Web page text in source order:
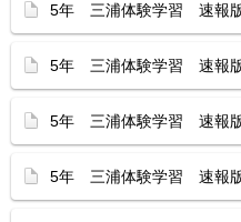
5年 三浦体験学習 速報
5年 三浦体験学習 速報
5年 三浦体験学習 速報
5年 三浦体験学習 速報